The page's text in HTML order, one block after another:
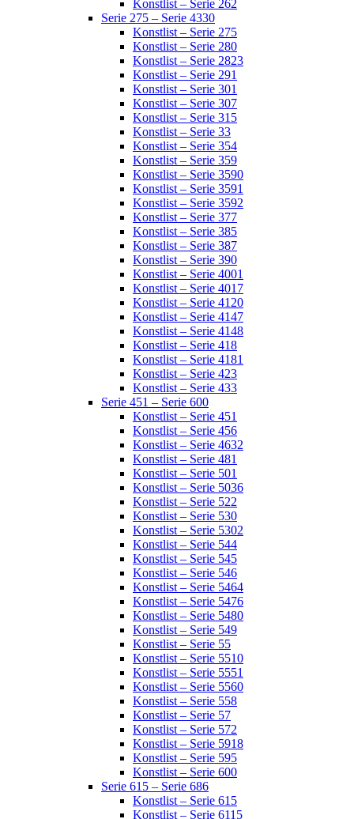
Konstlist – Serie 262
Serie 275 – Serie 4330
Konstlist – Serie 275
Konstlist – Serie 280
Konstlist – Serie 2823
Konstlist – Serie 291
Konstlist – Serie 301
Konstlist – Serie 307
Konstlist – Serie 315
Konstlist – Serie 33
Konstlist – Serie 354
Konstlist – Serie 359
Konstlist – Serie 3590
Konstlist – Serie 3591
Konstlist – Serie 3592
Konstlist – Serie 377
Konstlist – Serie 385
Konstlist – Serie 387
Konstlist – Serie 390
Konstlist – Serie 4001
Konstlist – Serie 4017
Konstlist – Serie 4120
Konstlist – Serie 4147
Konstlist – Serie 4148
Konstlist – Serie 418
Konstlist – Serie 4181
Konstlist – Serie 423
Konstlist – Serie 433
Serie 451 – Serie 600
Konstlist – Serie 451
Konstlist – Serie 456
Konstlist – Serie 4632
Konstlist – Serie 481
Konstlist – Serie 501
Konstlist – Serie 5036
Konstlist – Serie 522
Konstlist – Serie 530
Konstlist – Serie 5302
Konstlist – Serie 544
Konstlist – Serie 545
Konstlist – Serie 546
Konstlist – Serie 5464
Konstlist – Serie 5476
Konstlist – Serie 5480
Konstlist – Serie 549
Konstlist – Serie 55
Konstlist – Serie 5510
Konstlist – Serie 5551
Konstlist – Serie 5560
Konstlist – Serie 558
Konstlist – Serie 57
Konstlist – Serie 572
Konstlist – Serie 5918
Konstlist – Serie 595
Konstlist – Serie 600
Serie 615 – Serie 686
Konstlist – Serie 615
Konstlist – Serie 6115